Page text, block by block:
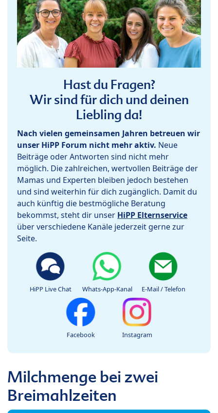
Hast du Fragen?
Wir sind für dich und deinen
Liebling da!
Nach vielen gemeinsamen Jahren betreuen wir
unser HiPP Forum nicht mehr aktiv. Neue
Beiträge oder Antworten sind nicht mehr
möglich. Die zahlreichen, wertvollen Beiträge der
Mamas und Experten bleiben jedoch bestehen
und sind weiterhin für dich zugänglich. Damit du
auch künftig die bestmögliche Beratung
bekommst, steht dir unser HiPP Elternservice
über verschiedene Kanäle jederzeit gerne zur
Seite.
HiPP Live Chat Whats-App-Kanal E-Mail / Telefon
Facebook Instagram
Milchmenge bei zwei
Breimahlzeiten